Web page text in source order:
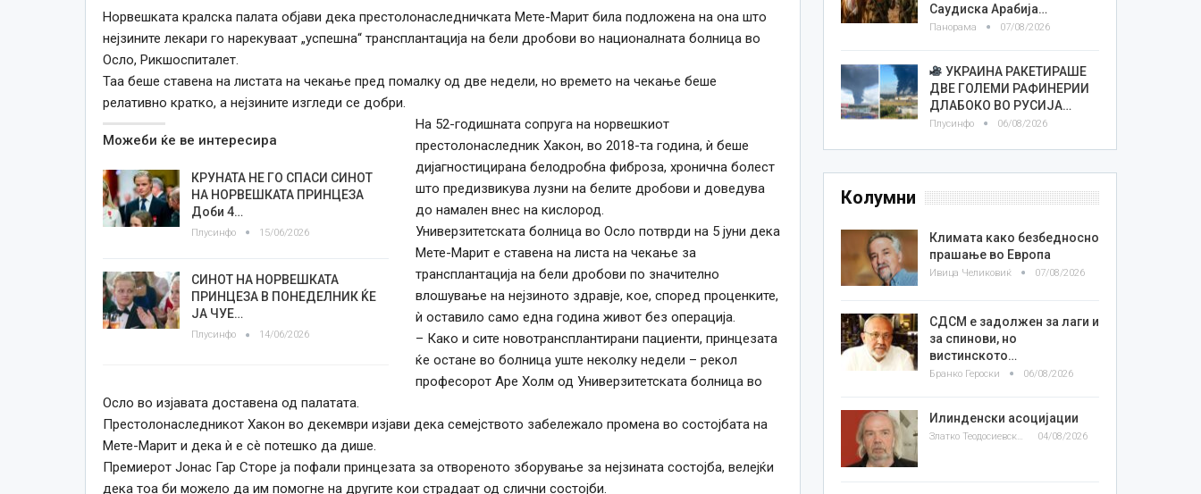
Норвешката кралска палата објави дека престолонаследничката Мете-Марит била подложена на она што
нејзините лекари го нарекуваат „успешна“ трансплантација на бели дробови во националната болница во
Осло, Рикшоспиталет.
Таа беше ставена на листата на чекање пред помалку од две недели, но времето на чекање беше
релативно кратко, а нејзините изгледи се добри.
Можеби ќе ве интересира
КРУНАТА НЕ ГО СПАСИ СИНОТ
НА НОРВЕШКАТА ПРИНЦЕЗА
Доби 4…
Плусинфо 15/06/2026
СИНОТ НА НОРВЕШКАТА
ПРИНЦЕЗА В ПОНЕДЕЛНИК ЌЕ
ЈА ЧУЕ…
Плусинфо 14/06/2026
На 52-годишната сопруга на норвешкиот
престолонаследник Хакон, во 2018-та година, ѝ беше
дијагностицирана белодробна фиброза, хронична болест
што предизвикува лузни на белите дробови и доведува
до намален внес на кислород.
Универзитетската болница во Осло потврди на 5 јуни дека
Мете-Марит е ставена на листа на чекање за
трансплантација на бели дробови по значително
влошување на нејзиното здравје, кое, според проценките,
ѝ оставило само една година живот без операција.
– Како и сите новотрансплантирани пациенти, принцезата
ќе остане во болница уште неколку недели – рекол
професорот Аре Холм од Универзитетската болница во
Осло во изјавата доставена од палатата.
Престолонаследникот Хакон во декември изјави дека семејството забележало промена во состојбата на
Мете-Марит и дека ѝ е сè потешко да дише.
Премиерот Јонас Гар Сторе ја пофали принцезата за отвореното зборување за нејзината состојба, велејќи
дека тоа би можело да им помогне на другите кои страдаат од слични состојби.
Саудиска Арабија…
Панорама 07/08/2026
УКРАИНА РАКЕТИРАШЕ
ДВЕ ГОЛЕМИ РАФИНЕРИИ
ДЛАБОКО ВО РУСИЈА…
Плусинфо 06/08/2026
Колумни
Климата како безбедносно
прашање во Европа
Ивица Челиковиќ 07/08/2026
СДСМ е задолжен за лаги и
за спинови, но
вистинското…
Бранко Героски 06/08/2026
Илинденски асоцијации
Златко Теодосиевски 04/08/2026